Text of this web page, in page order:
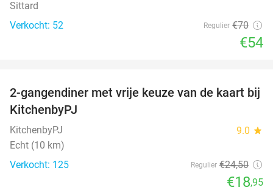
Sittard
Verkocht: 52
Regulier €70
€54
23%
2-gangendiner met vrije keuze van de kaart bij
KitchenbyPJ
KitchenbyPJ 9.0 star
Echt (10 km)
Verkocht: 125
Regulier €24,50
€18,95